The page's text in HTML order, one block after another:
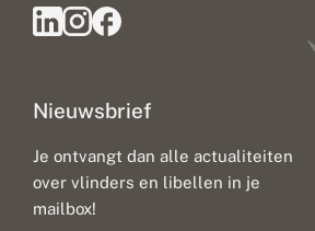
Nieuwsbrief
Je ontvangt dan alle actualiteiten
over vlinders en libellen in je
mailbox!